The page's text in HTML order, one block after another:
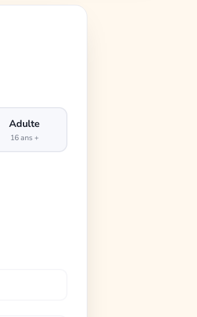
Adulte
16 ans +